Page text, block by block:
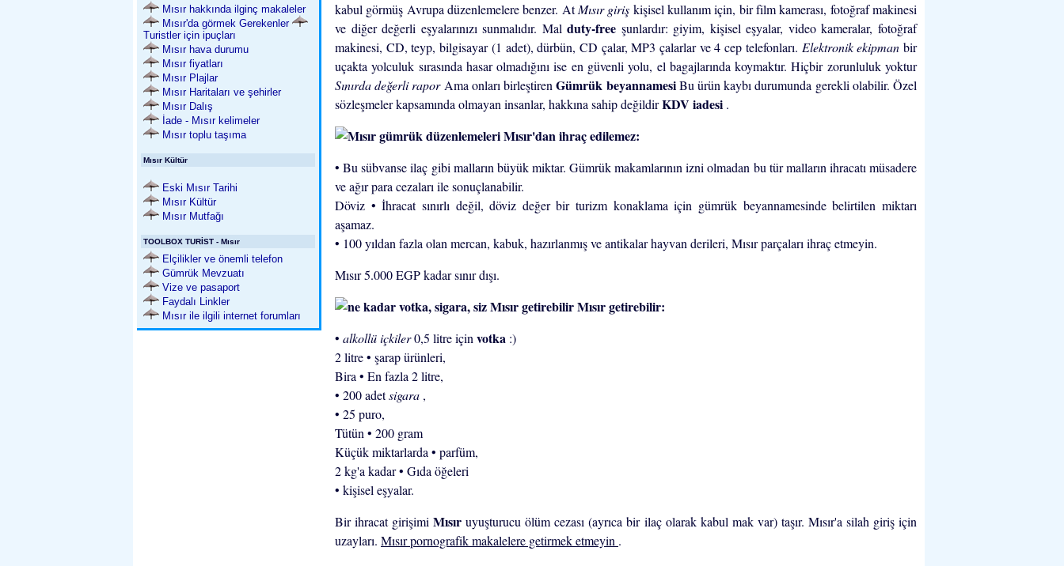
Mısır hakkında ilginç makaleler
Mısır'da görmek Gerekenler
Turistler için ipuçları
Mısır hava durumu
Mısır fiyatları
Mısır Plajlar
Mısır Haritaları ve şehirler
Mısır Dalış
İade - Mısır kelimeler
Mısır toplu taşıma
Mısır Kültür
Eski Mısır Tarihi
Mısır Kültür
Mısır Mutfağı
TOOLBOX TURİST - Mısır
Elçilikler ve önemli telefon
Gümrük Mevzuatı
Vize ve pasaport
Faydalı Linkler
Mısır ile ilgili internet forumları
kabul görmüş Avrupa düzenlemelere benzer. AtMısır giriş kişisel kullanım için, bir film kamerası, fotoğraf makinesi
ve diğer değerli eşyalarınızı sunmalıdır. Malduty-free şunlardır: giyim, kişisel eşyalar, video kameralar, fotoğraf
makinesi, CD, teyp, bilgisayar (1 adet), dürbün, CD çalar, MP3 çalarlar ve 4 cep telefonları. Elektronik ekipmanbir
uçakta yolculuk sırasında hasar olmadığını ise en güvenli yolu, el bagajlarında koymaktır. Hiçbir zorunluluk yoktur
Sınırda değerli raporAma onları birleştirenGümrük beyannamesiBu ürün kaybı durumunda gerekli olabilir. Özel
sözleşmeler kapsamında olmayan insanlar, hakkına sahip değildirKDV iadesi .
Mısır'dan ihraç edilemez:
• Bu sübvanse ilaç gibi malların büyük miktar. Gümrük makamlarının izni olmadan bu tür malların ihracatı müsadere
ve ağır para cezaları ile sonuçlanabilir.
Döviz • İhracat sınırlı değil, döviz değer bir turizm konaklama için gümrük beyannamesinde belirtilen miktarı
aşamaz.
• 100 yıldan fazla olan mercan, kabuk, hazırlanmış ve antikalar hayvan derileri, Mısır parçaları ihraç etmeyin.
Mısır 5.000 EGP kadar sınır dışı.
Mısır getirebilir:
• alkollü içkiler0,5 litre içinvotka :)
2 litre • şarap ürünleri,
Bira • En fazla 2 litre,
• 200 adetsigara ,
• 25 puro,
Tütün • 200 gram
Küçük miktarlarda • parfüm,
2 kg'a kadar • Gıda öğeleri
• kişisel eşyalar.
Bir ihracat girişimiMısıruyuşturucu ölüm cezası (ayrıca bir ilaç olarak kabul mak var) taşır. Mısır'a silah giriş için
uzayları. Mısır pornografik makalelere getirmek etmeyin .